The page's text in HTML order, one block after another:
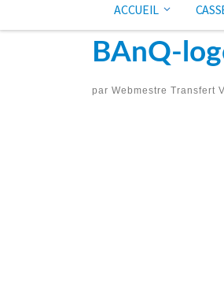
ACCUEIL
BAnQ-
par Webmestre Transfert